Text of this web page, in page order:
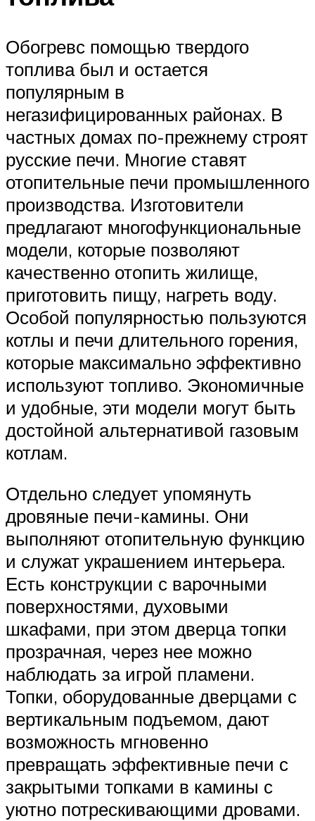
Обогревс помощью твердого
топлива был и остается
популярным в
негазифицированных районах. В
частных домах по-прежнему строят
русские печи. Многие ставят
отопительные печи промышленного
производства. Изготовители
предлагают многофункциональные
модели, которые позволяют
качественно отопить жилище,
приготовить пищу, нагреть воду.
Особой популярностью пользуются
котлы и печи длительного горения,
которые максимально эффективно
используют топливо. Экономичные
и удобные, эти модели могут быть
достойной альтернативой газовым
котлам.
Отдельно следует упомянуть
дровяные печи-камины. Они
выполняют отопительную функцию
и служат украшением интерьера.
Есть конструкции с варочными
поверхностями, духовыми
шкафами, при этом дверца топки
прозрачная, через нее можно
наблюдать за игрой пламени.
Топки, оборудованные дверцами с
вертикальным подъемом, дают
возможность мгновенно
превращать эффективные печи с
закрытыми топками в камины с
уютно потрескивающими дровами.